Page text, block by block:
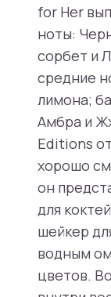
for Her
ноты:
сорбет и
средние
лимона;
Амбра и
Editions
хорошо
он
для
шейкер
водным
цветов.